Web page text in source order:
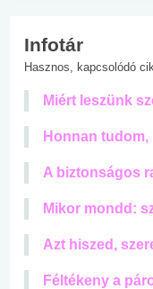
Infotár
Hasznos, kapcsolódó
Miért leszünk
Honnan
A biztonságos
Mikor mondd:
Azt hiszed,
Féltékeny a